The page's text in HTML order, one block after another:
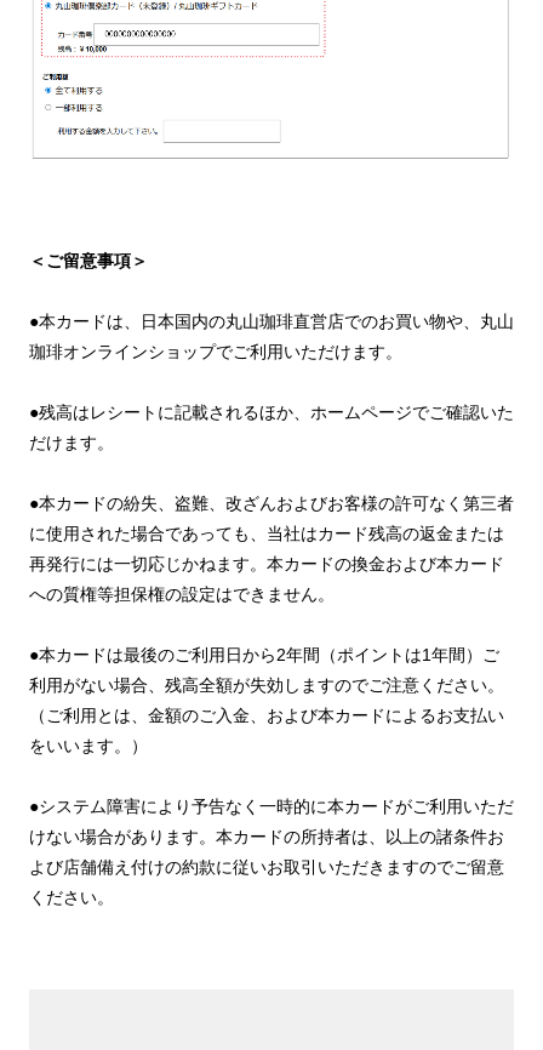
＜ご留意事項＞
●本カードは、日本国内の丸山珈琲直営店でのお買い物や、丸山
珈琲オンラインショップでご利用いただけます。
●残高はレシートに記載されるほか、ホームページでご確認いた
だけます。
●本カードの紛失、盗難、改ざんおよびお客様の許可なく第三者
に使用された場合であっても、当社はカード残高の返金または
再発行には一切応じかねます。本カードの換金および本カード
への質権等担保権の設定はできません。
●本カードは最後のご利用日から2年間（ポイントは1年間）ご
利用がない場合、残高全額が失効しますのでご注意ください。
（ご利用とは、金額のご入金、および本カードによるお支払い
をいいます。）
●システム障害により予告なく一時的に本カードがご利用いただ
けない場合があります。本カードの所持者は、以上の諸条件お
よび店舗備え付けの約款に従いお取引いただきますのでご留意
ください。